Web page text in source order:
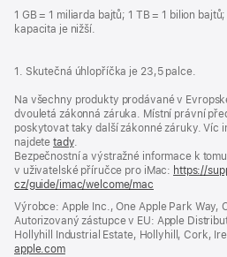
1 GB = 1 miliarda bajtů; 1 TB = 1 bilion
kapacita je nižší.
1. Skutečná úhlopříčka je 23,5 palce.
Na všechny produkty prodávané v
dvouletá zákonná záruka. Místní právní
poskytovat taky další zákonné záruky. Víc
najdetetady.
Bezpečnostní a výstražné informace k
v uživatelské příručce pro iMac: https://
cz/guide/imac/welcome/mac
v novém
okně)
Výrobce: Apple Inc., One Apple Park Way,
Autorizovaný zástupce v EU: Apple
Hollyhill Industrial Estate, Hollyhill, Cork,
apple.com(otevře